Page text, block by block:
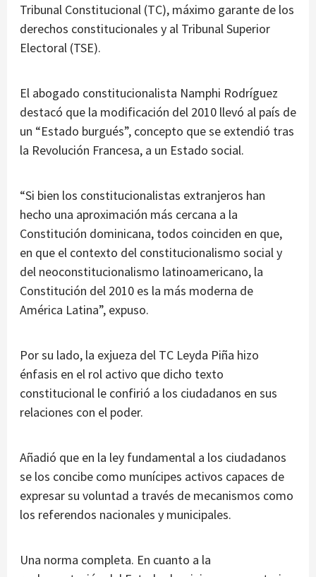
Tribunal Constitucional (TC), máximo garante de los
derechos constitucionales y al Tribunal Superior
Electoral (TSE).
El abogado constitucionalista Namphi Rodríguez
destacó que la modificación del 2010 llevó al país de
un “Estado burgués”, concepto que se extendió tras
la Revolución Francesa, a un Estado social.
“Si bien los constitucionalistas extranjeros han
hecho una aproximación más cercana a la
Constitución dominicana, todos coinciden en que,
en que el contexto del constitucionalismo social y
del neoconstitucionalismo latinoamericano, la
Constitución del 2010 es la más moderna de
América Latina”, expuso.
Por su lado, la exjueza del TC Leyda Piña hizo
énfasis en el rol activo que dicho texto
constitucional le confirió a los ciudadanos en sus
relaciones con el poder.
Añadió que en la ley fundamental a los ciudadanos
se los concibe como munícipes activos capaces de
expresar su voluntad a través de mecanismos como
los referendos nacionales y municipales.
Una norma completa. En cuanto a la